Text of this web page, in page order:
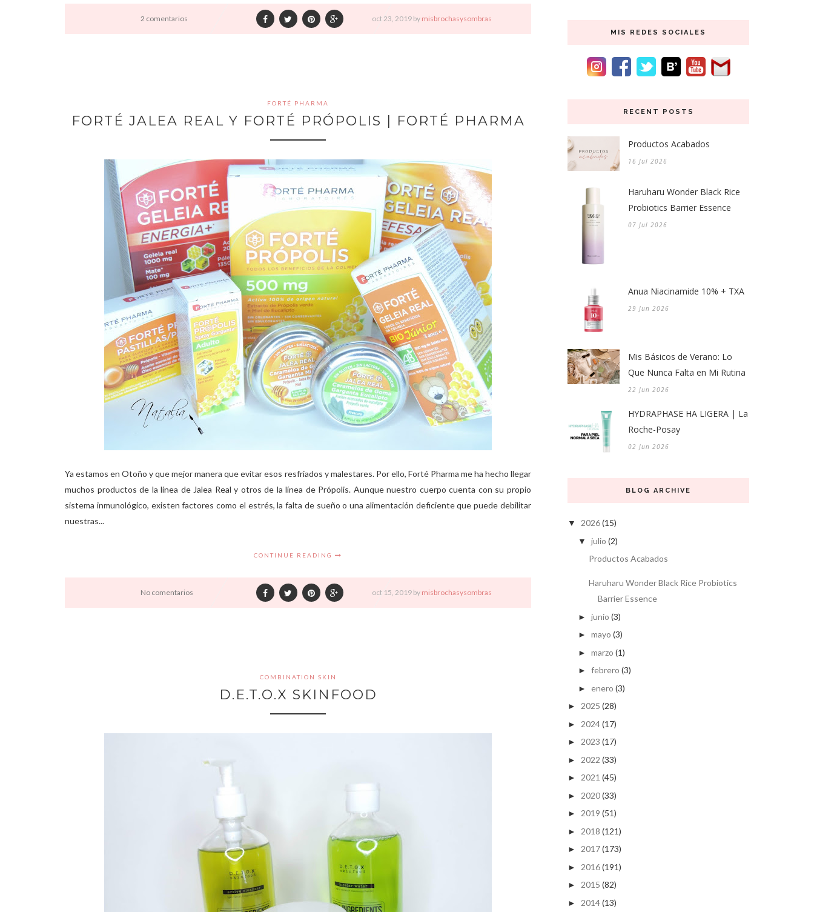
2 comentarios oct23, 2019 by misbrochasysombras
FORTÉ PHARMA
FORTÉ JALEA REAL Y FORTÉ PRÓPOLIS | FORTÉ PHARMA
Ya estamos en Otoño y que mejor manera que evitar esos resfriados y malestares. Por ello, Forté Pharma me ha hecho llegar
muchos productos de la línea de Jalea Real y otros de la línea de Própolis. Aunque nuestro cuerpo cuenta con su propio
sistema inmunológico, existen factores como el estrés, la falta de sueño o una alimentación deficiente que puede debilitar
nuestras...
CONTINUE READING
No comentarios oct 15, 2019 by misbrochasysombras
COMBINATION SKIN
D.E.T.O.X SKINFOOD
MIS REDES SOCIALES
RECENT POSTS
Productos Acabados
16 Jul 2026
Haruharu Wonder Black Rice
Probiotics Barrier Essence
07 Jul 2026
Anua Niacinamide 10% + TXA
29 Jun 2026
Mis Básicos de Verano: Lo
Que Nunca Falta en Mi Rutina
22 Jun 2026
HYDRAPHASE HA LIGERA | La
Roche-Posay
02 Jun 2026
BLOG ARCHIVE
▼ 2026(15)
▼ julio (2)
Productos Acabados
Haruharu Wonder Black Rice Probiotics
Barrier Essence
► junio (3)
► mayo (3)
► marzo (1)
► febrero (3)
► enero (3)
► 2025 (28)
► 2024(17)
► 2023 (17)
► 2022 (33)
► 2021 (45)
► 2020(33)
► 2019 (51)
► 2018 (121)
► 2017(173)
► 2016(191)
► 2015 (82)
► 2014(13)